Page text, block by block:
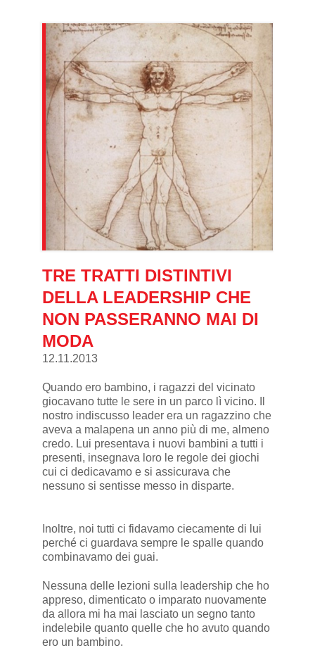
TRE TRATTI DISTINTIVI
DELLA LEADERSHIP CHE
NON PASSERANNO MAI DI
MODA
12.11.2013
Quando ero bambino, i ragazzi del vicinato
giocavano tutte le sere in un parco lì vicino. Il
nostro indiscusso leader era un ragazzino che
aveva a malapena un anno più di me, almeno
credo. Lui presentava i nuovi bambini a tutti i
presenti, insegnava loro le regole dei giochi
cui ci dedicavamo e si assicurava che
nessuno si sentisse messo in disparte.
Inoltre, noi tutti ci fidavamo ciecamente di lui
perché ci guardava sempre le spalle quando
combinavamo dei guai.
Nessuna delle lezioni sulla leadership che ho
appreso, dimenticato o imparato nuovamente
da allora mi ha mai lasciato un segno tanto
indelebile quanto quelle che ho avuto quando
ero un bambino.